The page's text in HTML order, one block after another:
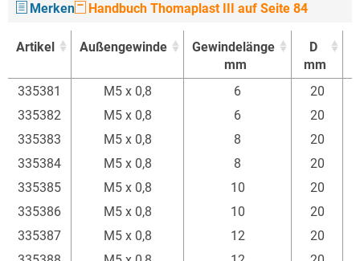
Merken Handbuch Thomaplast III auf Seite 84
Artikel Außengewinde
Gewindelänge
mm
D
mm
Artikel
Außengewinde
Gewindelänge
D
335381 M5 x 0,8 6
20
335382
M5 x 0,8 6
20
335383
M5 x 0,8 8
20
335384
M5 x 0,8 8
20
335385
M5 x 0,8 10
20
335386
M5 x 0,8 10
20
335387
M5 x 0,8 12
20